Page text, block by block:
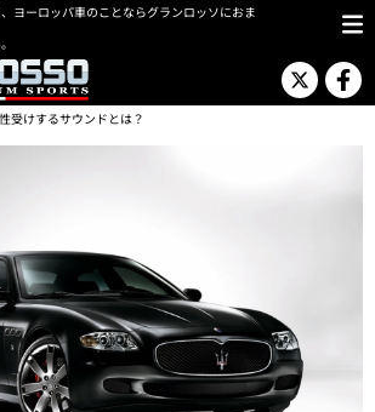
ヨーロッパ車のことならグランロッソにおま
受けするサウンドとは？